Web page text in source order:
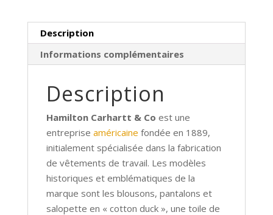
Description
Informations complémentaires
Description
Hamilton Carhartt & Co est une
entreprise américaine fondée en 1889,
initialement spécialisée dans la fabrication
de vêtements de travail. Les modèles
historiques et emblématiques de la
marque sont les blousons, pantalons et
salopette en « cotton duck», une toile de